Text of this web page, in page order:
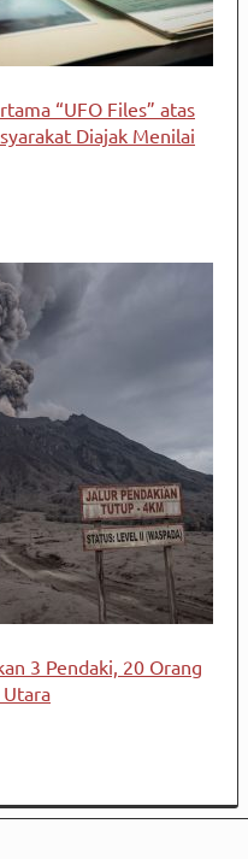
“UFO Files” atas
Diajak Menilai
3 Pendaki, 20 Orang